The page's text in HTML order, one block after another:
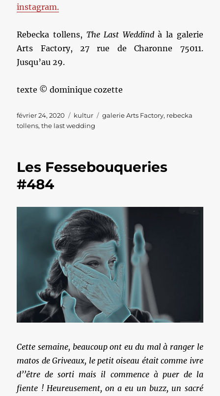
instagram.
Rebecka tollens, The Last Weddindà la galerie
Arts Factory, 27 rue de Charonne 75011.
Jusqu’au 29.
texte © dominique cozette
Publié
le
février 24, 2020 Catégories
kultur Étiquettes
galerie Arts Factory, rebecka
tollens,the last wedding
Les Fessebouqueries
#484
Cette semaine, beaucoup ont eu du mal à ranger le
matos de Griveaux, le petit oiseau était comme ivre
d’’être de sorti mais il commence à puer de la
fiente ! Heureusement, on a eu un buzz, un sacré